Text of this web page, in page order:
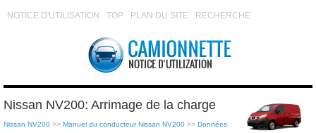
NOTICE D'UTILISATION TOP PLAN DU SITE RECHERCHE
Nissan NV200: Arrimage de la charge
Nissan NV200 >> Manuel du conducteur Nissan NV200 >> Données